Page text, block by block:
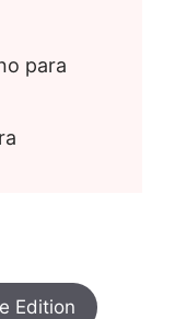
para
Edition